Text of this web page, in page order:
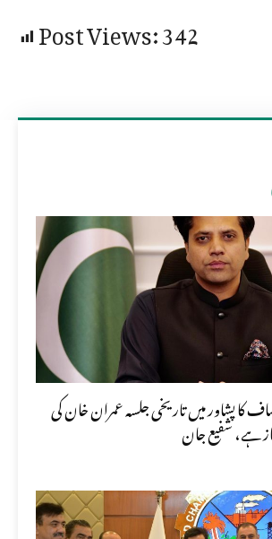
Post Views:342
کا پشاور میں تاریخی جلسہ عمران خان کی
ہے، شفیع جان